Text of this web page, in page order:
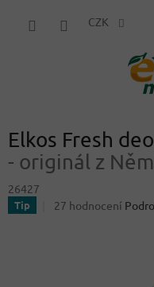
CZK
Elkos Fresh
- originál z
26427
Tip
Průměrné
27 hodnocení